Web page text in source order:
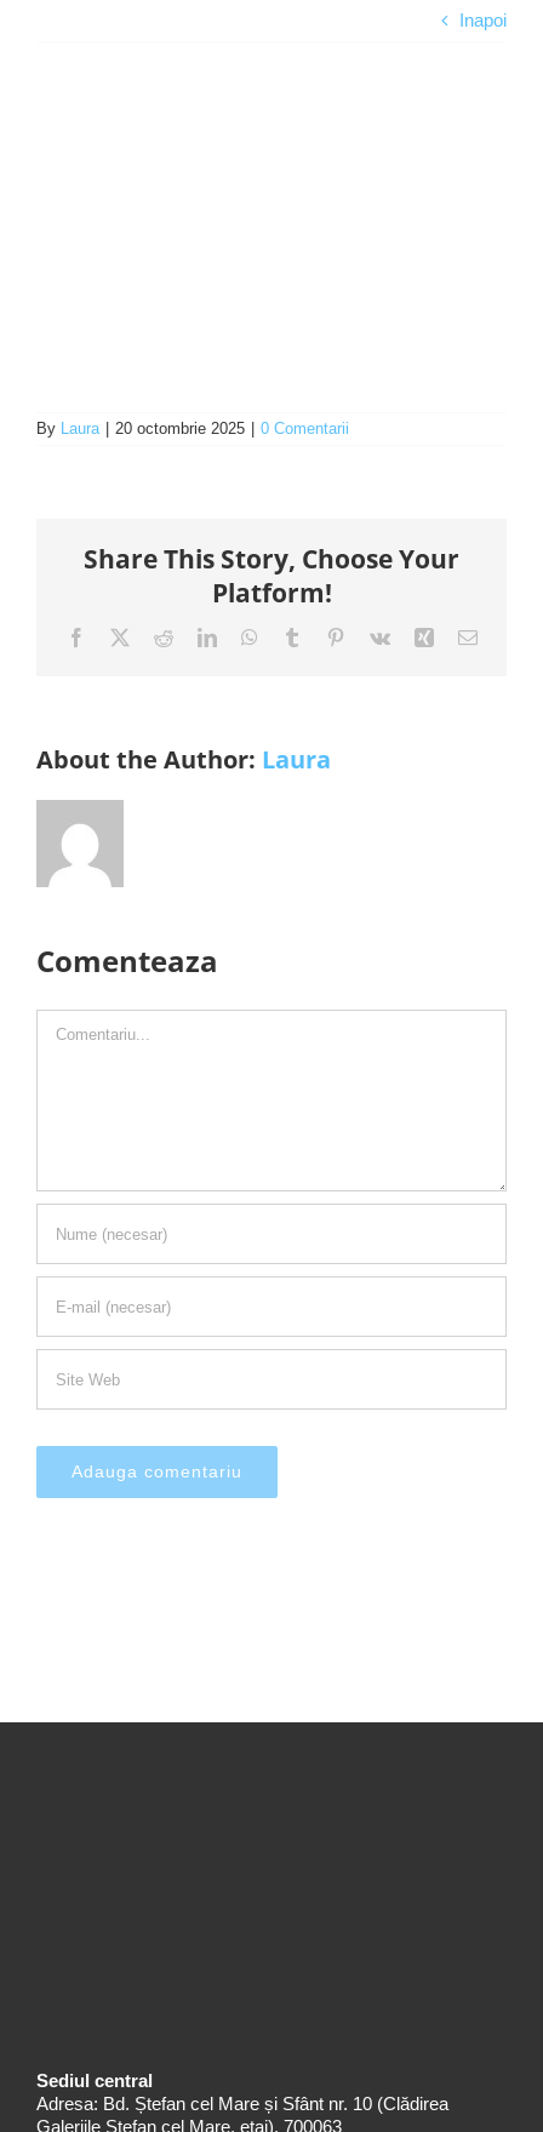
Inapoi
By Laura 20 octombrie 2025 0 Comentarii
Share This Story, Choose Your
Platform!
Facebook RedditLinkedInWhatsApp
Tumblr Pinterest
Vk Xing E-
About the Author: Laura
Comenteaza
Sediul central
Adresa: Bd. Ștefan cel Mare și Sfânt nr. 10 (Clădirea
Galeriile Ștefan cel Mare, etaj), 700063